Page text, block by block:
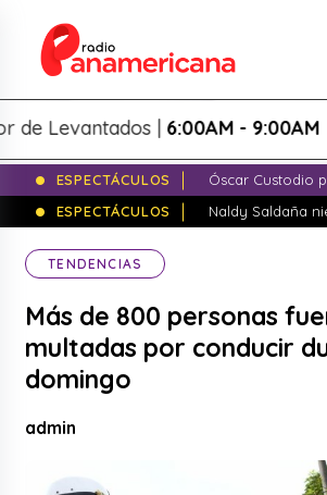
Levantados |6:00AM - 9:00AM
ESPECTÁCULOS
Óscar Custodio
ESPECTÁCULOS
Naldy Saldaña
TENDENCIAS
Más de 800 personas
multadas por conducir
domingo
admin